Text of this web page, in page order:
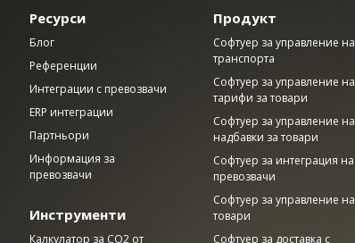
Ресурси
Блог
Референции
Интеграции с превозвачи
ERP интеграции
Партньори
Информация за
превозвачи
Инструменти
Калкулатор за CO2 от
Продукт
Софтуер за управление на
транспорта
Софтуер за управление на
тарифи за товари
Софтуер за управление на
надбавки за товари
Софтуер за интеграция на
превозвачи
Софтуер за управление на
товари
Софтуер за доставка с